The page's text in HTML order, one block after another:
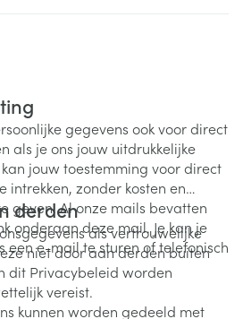
gegevens ook voor direct
als je ons jouw uitdrukkelijke
jouw toestemming voor direct
intrekken, zonder kosten en
geven. Al onze mails bevatten
onderaan deze mail. Je kan je
een e-mail te sturen of telefonisch
derden
als vertrouwelijke
niet door aan derden buiten
dit Privacybeleid worden
vereist.
kunnen worden gedeeld met